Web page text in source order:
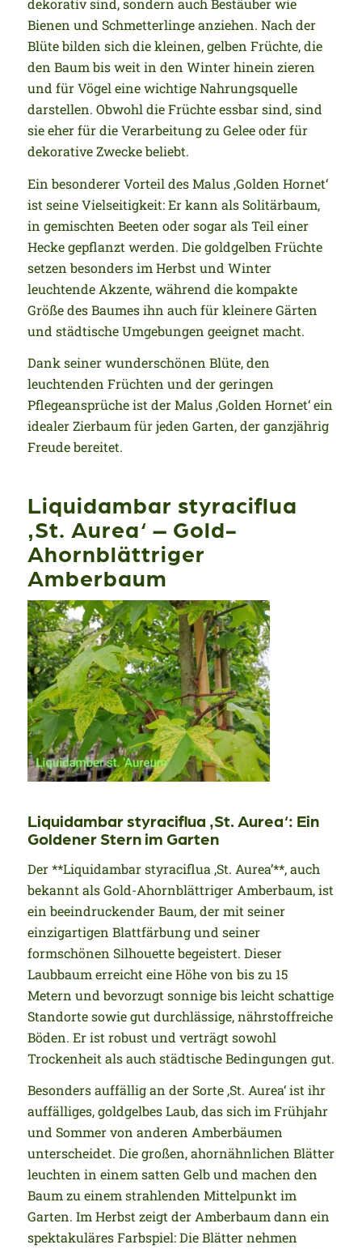
dekorativ sind, sondern auch Bestäuber wie
Bienen und Schmetterlinge anziehen. Nach der
Blüte bilden sich die kleinen, gelben Früchte, die
den Baum bis weit in den Winter hinein zieren
und für Vögel eine wichtige Nahrungsquelle
darstellen. Obwohl die Früchte essbar sind, sind
sie eher für die Verarbeitung zu Gelee oder für
dekorative Zwecke beliebt.
Ein besonderer Vorteil des Malus ‚Golden Hornet‘
ist seine Vielseitigkeit: Er kann als Solitärbaum,
in gemischten Beeten oder sogar als Teil einer
Hecke gepflanzt werden. Die goldgelben Früchte
setzen besonders im Herbst und Winter
leuchtende Akzente, während die kompakte
Größe des Baumes ihn auch für kleinere Gärten
und städtische Umgebungen geeignet macht.
Dank seiner wunderschönen Blüte, den
leuchtenden Früchten und der geringen
Pflegeansprüche ist der Malus ‚Golden Hornet‘ ein
idealer Zierbaum für jeden Garten, der ganzjährig
Freude bereitet.
Liquidambar styraciflua
‚St. Aurea‘ – Gold-
Ahornblättriger
Amberbaum
Liquidambar styraciflua ‚St. Aurea‘: Ein
Goldener Stern im Garten
Der **Liquidambar styraciflua ‚St. Aurea’**, auch
bekannt als Gold-Ahornblättriger Amberbaum, ist
ein beeindruckender Baum, der mit seiner
einzigartigen Blattfärbung und seiner
formschönen Silhouette begeistert. Dieser
Laubbaum erreicht eine Höhe von bis zu 15
Metern und bevorzugt sonnige bis leicht schattige
Standorte sowie gut durchlässige, nährstoffreiche
Böden. Er ist robust und verträgt sowohl
Trockenheit als auch städtische Bedingungen gut.
Besonders auffällig an der Sorte ‚St. Aurea‘ ist ihr
auffälliges, goldgelbes Laub, das sich im Frühjahr
und Sommer von anderen Amberbäumen
unterscheidet. Die großen, ahornähnlichen Blätter
leuchten in einem satten Gelb und machen den
Baum zu einem strahlenden Mittelpunkt im
Garten. Im Herbst zeigt der Amberbaum dann ein
spektakuläres Farbspiel: Die Blätter nehmen